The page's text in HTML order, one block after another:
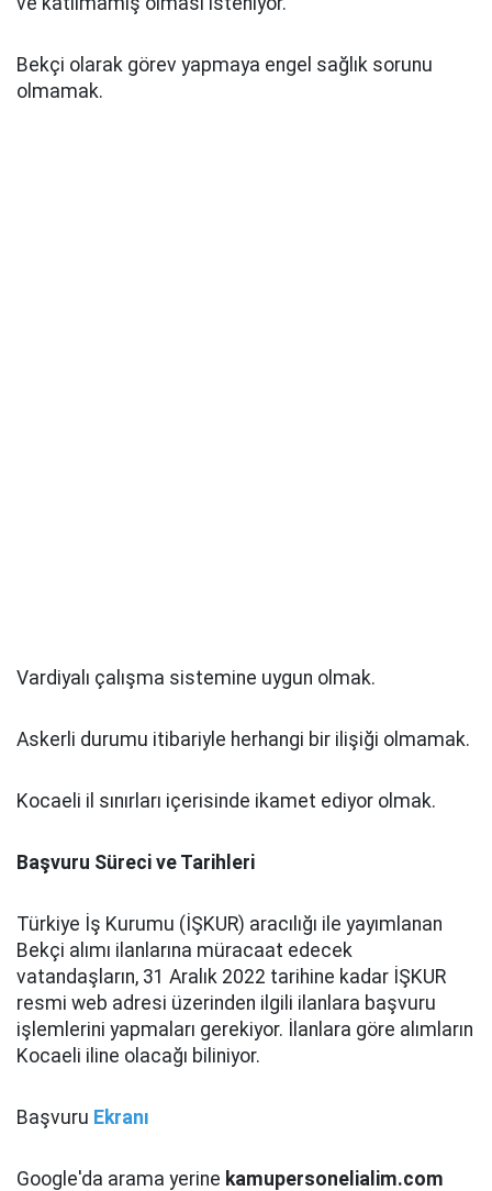
Bekçi olarak görev yapmaya engel sağlık sorunu
olmamak.
Vardiyalı çalışma sistemine uygun olmak.
Askerli durumu itibariyle herhangi bir ilişiği olmamak.
Kocaeli il sınırları içerisinde ikamet ediyor olmak.
Başvuru Süreci ve Tarihleri
Türkiye İş Kurumu (İŞKUR) aracılığı ile yayımlanan
Bekçi alımı ilanlarına müracaat edecek
vatandaşların, 31 Aralık 2022 tarihine kadar İŞKUR
resmi web adresi üzerinden ilgili ilanlara başvuru
işlemlerini yapmaları gerekiyor. İlanlara göre alımların
Kocaeli iline olacağı biliniyor.
Başvuru Ekranı
Google'da arama yerine kamupersonelialim.com